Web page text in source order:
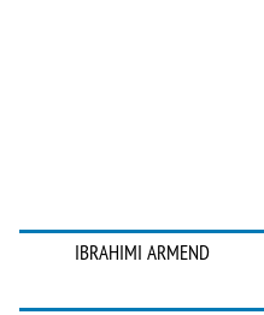
IBRAHIMI ARMEND